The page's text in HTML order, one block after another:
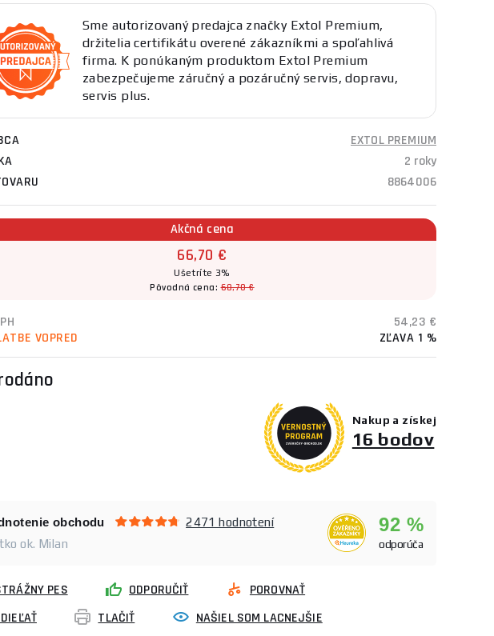
Sme autorizovaný predajca značky Extol Premium,
držitelia certifikátu overené zákazníkmi a spoľahlivá
firma. K ponúkaným produktom Extol Premium
zabezpečujeme záručný a pozáručný servis, dopravu,
servis plus.
EXTOL PREMIUM
2 roky
8864006
Akčná cena
66,70 €
Ušetríte 3%
Pôvodná cena:68,70 €
54,23 €
VOPRED
ZĽAVA 1 %
Nakup a získej
16 bodov
obchodu
2471 hodnotení
ok. Milan
92 %
odporúča
PES ODPORUČIŤ
POROVNAŤ
TLAČIŤ NAŠIEL SOM LACNEJŠIE